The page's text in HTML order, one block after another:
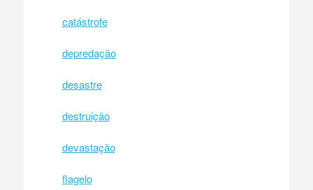
catástrofe
depredação
desastre
destruição
devastação
flagelo